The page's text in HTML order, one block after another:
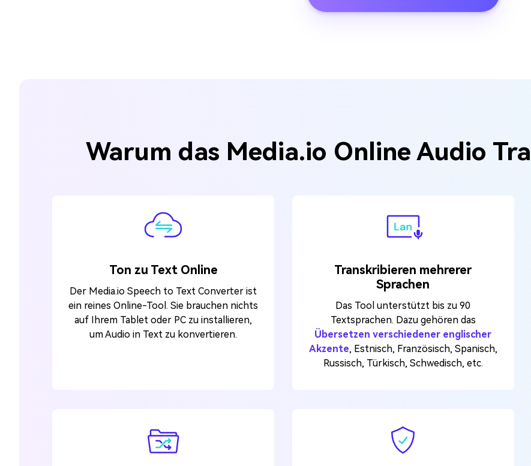
Warum das Media.io Online Audio
Ton zu Text Online
Der Media.io Speech to Text Converter ist
ein reines Online-Tool. Sie brauchen nichts
auf Ihrem Tablet oder PC zu installieren,
um Audio in Text zu konvertieren.
Transkribieren mehrerer
Sprachen
Das Tool unterstützt bis zu 90
Textsprachen. Dazu gehören das
Übersetzen verschiedener englischer
Akzente, Estnisch, Französisch, Spanisch,
Russisch, Türkisch, Schwedisch, etc.